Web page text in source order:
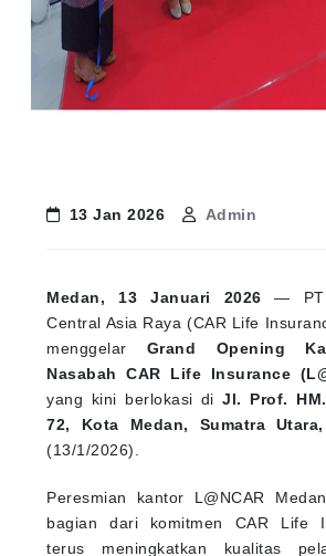
13 Jan 2026 Admin
Medan, 13 Januari 2026 — PT
Central Asia Raya (CAR Life
menggelar Grand Opening
Nasabah CAR Life Insurance
yang kini berlokasi di
Jl. Prof.
72, Kota Medan, Sumatra Utara,
(13/1/2026).
Peresmian kantor L@NCAR
bagian dari komitmen CAR Life
terus meningkatkan kualitas